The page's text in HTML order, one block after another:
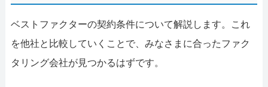
ベストファクターの契約条件について解説します。これ
を他社と比較していくことで、みなさまに合ったファク
タリング会社が見つかるはずです。